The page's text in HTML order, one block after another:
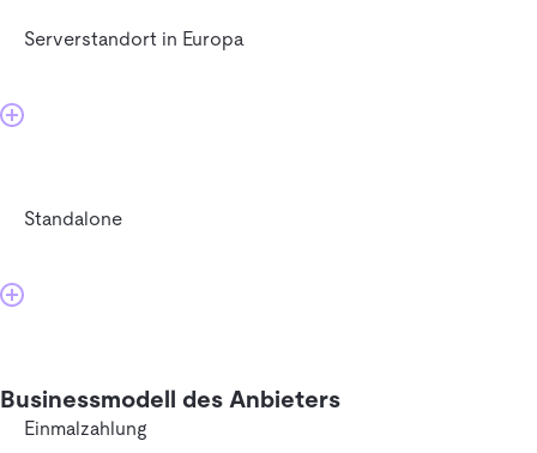
Serverstandort in Europa
Standalone
Businessmodell des Anbieters
Einmalzahlung